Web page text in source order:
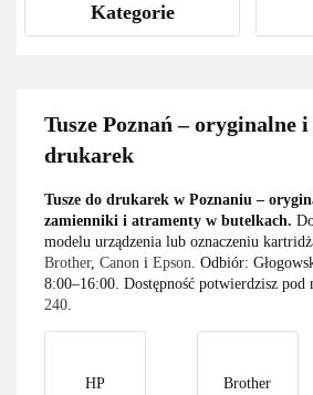
Kategorie
Tusze Poznań – oryginalne
drukarek
Tusze do drukarek w Poznaniu –
zamienniki i atramenty w butelkach.
modelu urządzenia lub oznaczeniu
Brother, Canon i Epson. Odbiór:
8:00–16:00. Dostępność potwierdzisz pod
240.
HP Brother